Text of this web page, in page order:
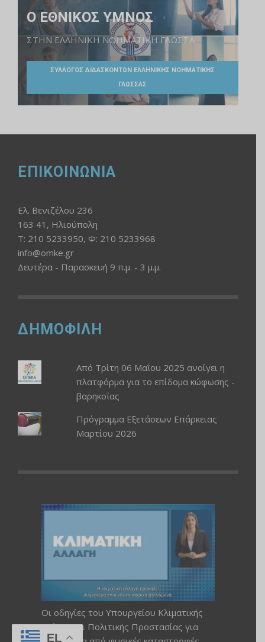
Ο ΕΘΝΙΚΟΣ ΥΜΝΟΣ
ΣΤΗΝ ΕΛΛΗΝΙΚΗ ΝΟΗΜΑΤΙΚΗ ΓΛΩΣΣΑ
ΣΥΛΛΟΓΟΣ ΔΙΔΑΣΚΟΝΤΩΝ ΕΛΛΗΝΙΚΗΣ ΝΟΗΜΑΤΙΚΗΣ
ΓΛΩΣΣΑΣ
ΕΠΙΚΟΙΝΩΝΙΑ
Ελ. Βενιζέλου 236
163 41, Ηλιούπολη
Τ: 210 5233950, Φ: 210 5233968
info@omke.gr
Δευτέρα - Παρασκευή 9 π.μ. - 3 μ.μ.
ΔΗΜΟΦΙΛΗ
Από Τρίτη 06 Μαΐου 2025 ανοίγει η
πλατφόρμα για το επίδομα κώφωσης -
βαρηκοΐας
Πρόγραμμα Εξετάσεων Επάρκειας
Μαρτίου 2026
Οι οδηγίες του Υπουργείου Κλιματικής
Κρίσης και Πολιτικής Προστασίας για
EL